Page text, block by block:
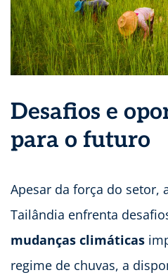
Desafios e
para o futuro
Apesar da força do setor,
Tailândia enfrenta
mudanças climáticas
regime de chuvas, a